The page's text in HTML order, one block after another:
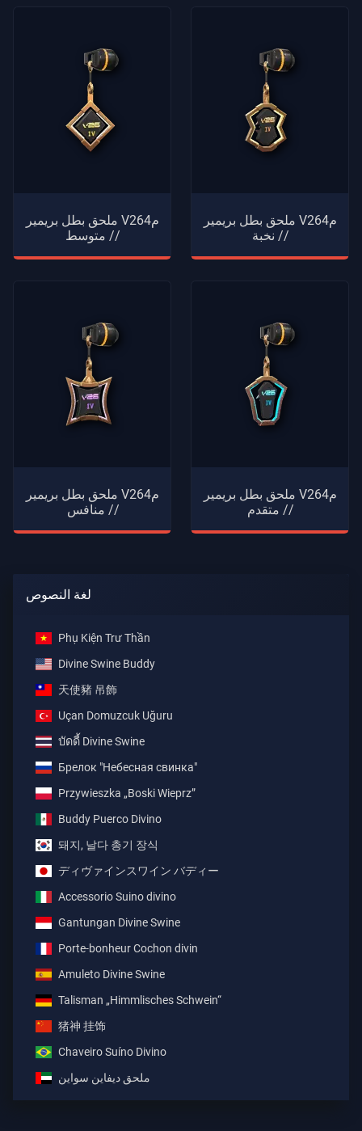
ملحق بطل بريمير V26م4
// متوسط
ملحق بطل بريمير V26م4
// نخبة
ملحق بطل بريمير V26م4
// منافس
ملحق بطل بريمير V26م4
// متقدم
لغة النصوص
Phụ Kiện Trư Thần
Divine Swine Buddy
天使豬 吊飾
Uçan Domuzcuk Uğuru
บัดดี้ Divine Swine
Брелок "Небесная свинка"
Przywieszka „Boski Wieprz”
Buddy Puerco Divino
돼지, 날다 총기 장식
ディヴァインスワイン バディー
Accessorio Suino divino
Gantungan Divine Swine
Porte-bonheur Cochon divin
Amuleto Divine Swine
Talisman „Himmlisches Schwein“
猪神 挂饰
Chaveiro Suíno Divino
ملحق ديفاين سواين